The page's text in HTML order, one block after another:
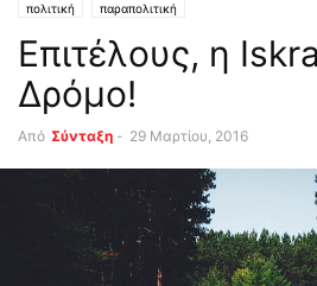
πολιτική παραπολιτική
Επιτέλους, η
Δρόμο!
Από Σύνταξη - 29 Μαρτίου, 2016